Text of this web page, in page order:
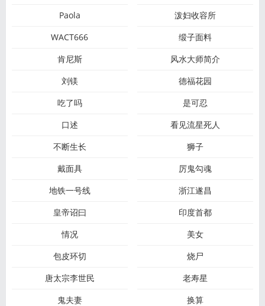
Paola
泼妇收容所
WACT666
缎子面料
肯尼斯
风水大师简介
刘镁
德福花园
吃了吗
是可忍
口述
看见流星死人
不断生长
狮子
戴面具
厉鬼勾魂
地铁一号线
浙江遂昌
皇帝诏曰
印度首都
情况
美女
包皮环切
烧尸
唐太宗李世民
老寿星
鬼夫妻
换算